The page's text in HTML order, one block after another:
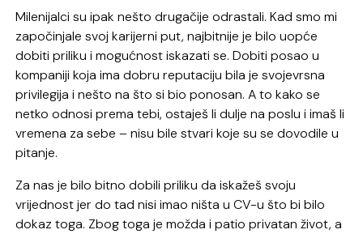
Milenijalci su ipak nešto drugačije odrastali. Kad smo mi
započinjale svoj karijerni put, najbitnije je bilo uopće
dobiti priliku i mogućnost iskazati se. Dobiti posao u
kompaniji koja ima dobru reputaciju bila je svojevrsna
privilegija i nešto na što si bio ponosan. A to kako se
netko odnosi prema tebi, ostaješ li dulje na poslu i imaš li
vremena za sebe – nisu bile stvari koje su se dovodile u
pitanje.
Za nas je bilo bitno dobili priliku da iskažeš svoju
vrijednost jer do tad nisi imao ništa u CV-u što bi bilo
dokaz toga. Zbog toga je možda i patio privatan život, a